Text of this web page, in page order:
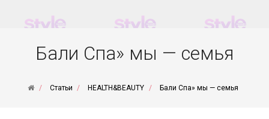
Бали Спа» мы — семья
Статьи HEALTH&BEAUTY Бали Спа» мы — семья